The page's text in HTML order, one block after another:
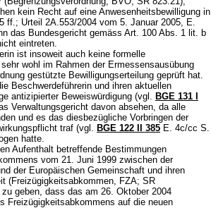
kein Recht auf eine Anwesenheitsbewilligung in
ff.; Urteil 2A.553/2004 vom 5. Januar 2005, E.
das Bundesgericht gemäss Art. 100 Abs. 1 lit. b
eintreten.
ist insoweit auch keine formelle
wohl im Rahmen der Ermessensausübung
gestützte Bewilligungserteilung geprüft hat.
Beschwerdeführerin und ihren aktuellen
antizipierter Beweiswürdigung (vgl. BGE 131 I
Verwaltungsgericht davon absehen, da alle
und es das diesbezügliche Vorbringen der
traf (vgl. BGE 122 II 385 E. 4c/cc S.
hatte.
Aufenthalt betreffende Bestimmungen
vom 21. Juni 1999 zwischen der
der Europäischen Gemeinschaft und ihren
(Freizügigkeitsabkommen, FZA; SR
geben, dass das am 26. Oktober 2004
Freizügigkeitsabkommens auf die neuen